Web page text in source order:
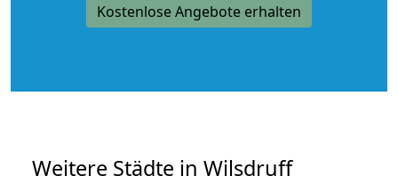
Kostenlose Angebote erhalten
Weitere Städte in Wilsdruff